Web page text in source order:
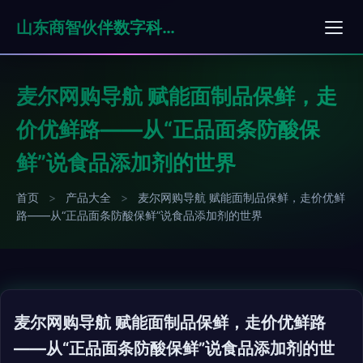
山东商智伙伴数字科技有限公司
麦尔网购导航 赋能面制品保鲜，走
价优鲜路——从“正品面条防酸保
鲜”说食品添加剂的世界
首页 > 产品大全 >
麦尔网购导航 赋能面制品保鲜，走价优鲜
路——从“正品面条防酸保鲜”说食品添加剂的世界
麦尔网购导航 赋能面制品保鲜，走价优鲜路
——从“正品面条防酸保鲜”说食品添加剂的世